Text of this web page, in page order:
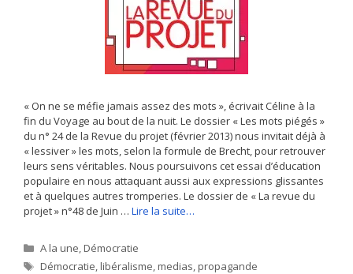
« On ne se méfie jamais assez des mots », écrivait Céline à la
fin du Voyage au bout de la nuit. Le dossier « Les mots piégés »
du n° 24 de la Revue du projet (février 2013) nous invitait déjà à
« lessiver » les mots, selon la formule de Brecht, pour retrouver
leurs sens véritables. Nous poursuivons cet essai d’éducation
populaire en nous attaquant aussi aux expressions glissantes
et à quelques autres tromperies. Le dossier de « La revue du
projet » n°48 de Juin … Lire la suite…
Catégories
A la une,Démocratie
Étiquettes
Démocratie,libéralisme,medias,propagande